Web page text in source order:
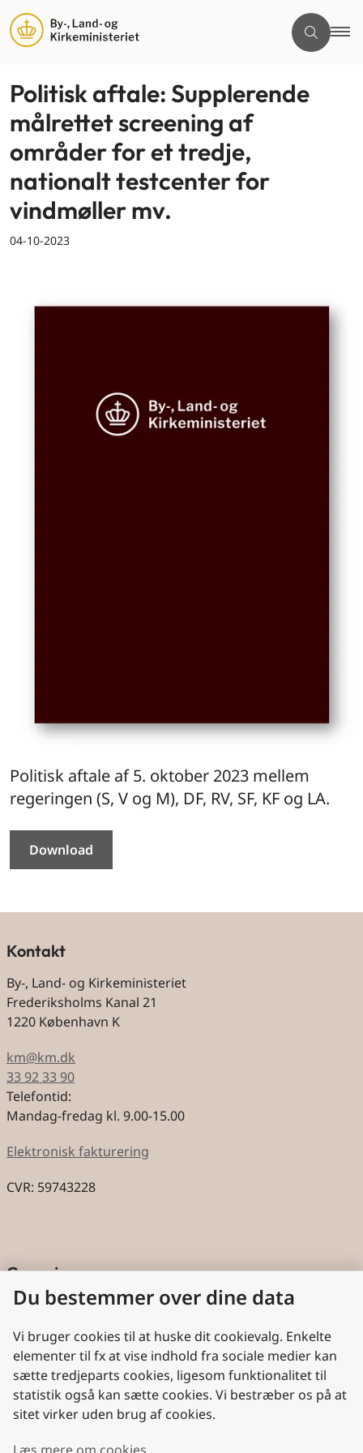
Politisk aftale: Supplerende
målrettet screening af
områder for et tredje,
nationalt testcenter for
vindmøller mv.
04-10-2023
Politisk aftale af 5. oktober 2023 mellem
regeringen (S, V og M), DF, RV, SF, KF og LA.
Download
Kontakt
By-, Land- og Kirkeministeriet
Frederiksholms Kanal 21
1220 København K
km@km.dk
33 92 33 90
Telefontid:
Mandag-fredag kl. 9.00-15.00
Elektronisk fakturering
CVR: 59743228
Genveje
Cookies
Aktindsigt
Persondatabeskyttelse
Nyttige links
Plan- og Landdistriktsstyrelsen
Du bestemmer over dine data
Vi bruger cookies til at huske dit cookievalg. Enkelte
elementer til fx at vise indhold fra sociale medier kan
sætte tredjeparts cookies, ligesom funktionalitet til
statistik også kan sætte cookies. Vi bestræber os på at
sitet virker uden brug af cookies.